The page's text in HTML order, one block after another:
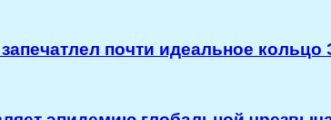
почти идеальное кольцо